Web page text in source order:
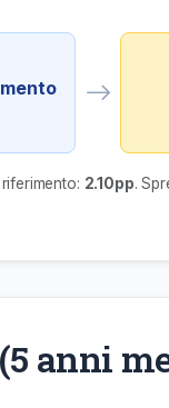
2.10pp.
anni